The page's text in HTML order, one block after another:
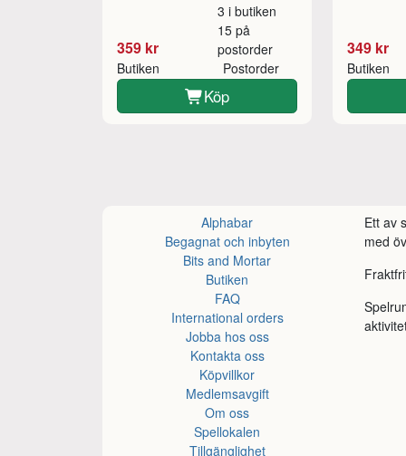
359 kr
3 i butiken
15 på
postorder
Butiken
Postorder
Köp
349 kr
Butiken
Alphabar
Begagnat och inbyten
Bits and Mortar
Butiken
FAQ
International orders
Jobba hos oss
Kontakta oss
Köpvillkor
Medlemsavgift
Om oss
Spellokalen
Tillgänglighet
Ett av
med